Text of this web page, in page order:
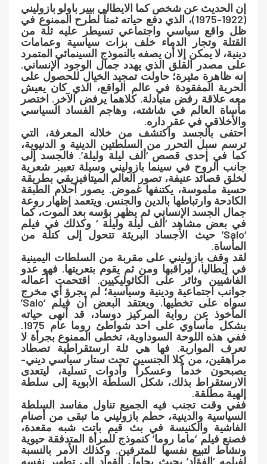
إن الحديث عن شخص كما الايطالي بيير باولو بازوليني
(1922-1975)، الذي دفع حياته ثمناً لطرح الممنوع في
ظل واقع سياسي واجتماعي تسيطر عليه ثلة من
القتلة وتجار الدماء خلف بزات سياسية وعمامات
دينية، لا يمكن إلا أن يصفه بالنموذج السينمائي المتمرد
على مصدر القلق الذي يهدد جمال الوجود الإنساني.
إنه ظاهرة مثيرة؛ حاولت تمجيد الخيال للحصول على
الحرية المفقودة في عالم الواقع، الذي كان يعيش
معه علاقة رفض متبادلة. كلاهما يرفض الآخر. اختصر
مأساة العالم في شاشته، وهاجم الفساد السياسي
والأخلاقي في عقر داره.
احتفى بالجسد واكتشف من خلاله المعرفة، التي
ترسم سبل التحرر من السلطتين الدينية و الدنيوية،
كما في إحدى قصص ‘ألف ليلة وليلة’. فالجسد إلى
جانب الروح في سينما بازوليني وسيلة تعبير شعرية
لخلق قصائد عنيفة، تصور العالم الميتافيزيقي بطريقة
حسية ملموسة، يكتنفها غموض. يصور أحلام الطبقة
الكادحة وارتباطها بالدين والجنس. ويتعمد إظهار روعة
جمال الجسد الإنساني ثم يظهر بؤسه بعد الموت، كما
في بعض مشاهد ‘ألف ليلة وليلة ‘ وكذلك في فيلم
‘Salo’ حيث الأجساد البريئة تتحول إلى كتلة من
المأساة.
لقد وقف بازوليني على مقربة من السلطات اليمينية
في إيطاليا، ليراقبها ومن ثم يقوم بتعريتها. فهو عدو
الفاشيين وثائر على الكاثوليكيين. اقتحمت أعماله
جوانب اجتماعية ودينية وسياسية؛ لم يجرؤ أي مخرج
سواه على تخطيها. ويعتقد البعض أن فيلم ‘Salo’
المأخوذ عن رواية المركيز دوساد، قد أنهى حياته
بشكل مأساوي على احد شواطئ روما عام 1975.
ففي هذه اللوحة السوداوية، تخطى الممنوع بجرأة لا
تعرف المواربة. فها هي ثلة ارستقراطية تصطاد
مراهقين، من كلا الجنسين تحت ستار سياسي ديني-
يصبحون خدماً وعسكراً وأدوات تسلية، ليتعدى
الارستقراط بذلك، شكل السلطة الأبوية إلى سلطة
إلهية مطلقة.
ففي وقت تجنب فيه الجميع تناول مفاسد السلطة
السياسية والدينية، حطم بازوليني ما تبقى من أصنام
الفاشية والكنيسة في بث قيم باتت شبه مقعدة،
فصنع فيلم ‘ماما روما’ كنموذج للمرأة المتدفقة حيوية
ونشاط لتبيع نفسها للمترفين. وكذلك الأمر بالنسبة
لفيلمه ‘الفؤاد’ بحيث يحاول القواد إلى تطهير نفسه